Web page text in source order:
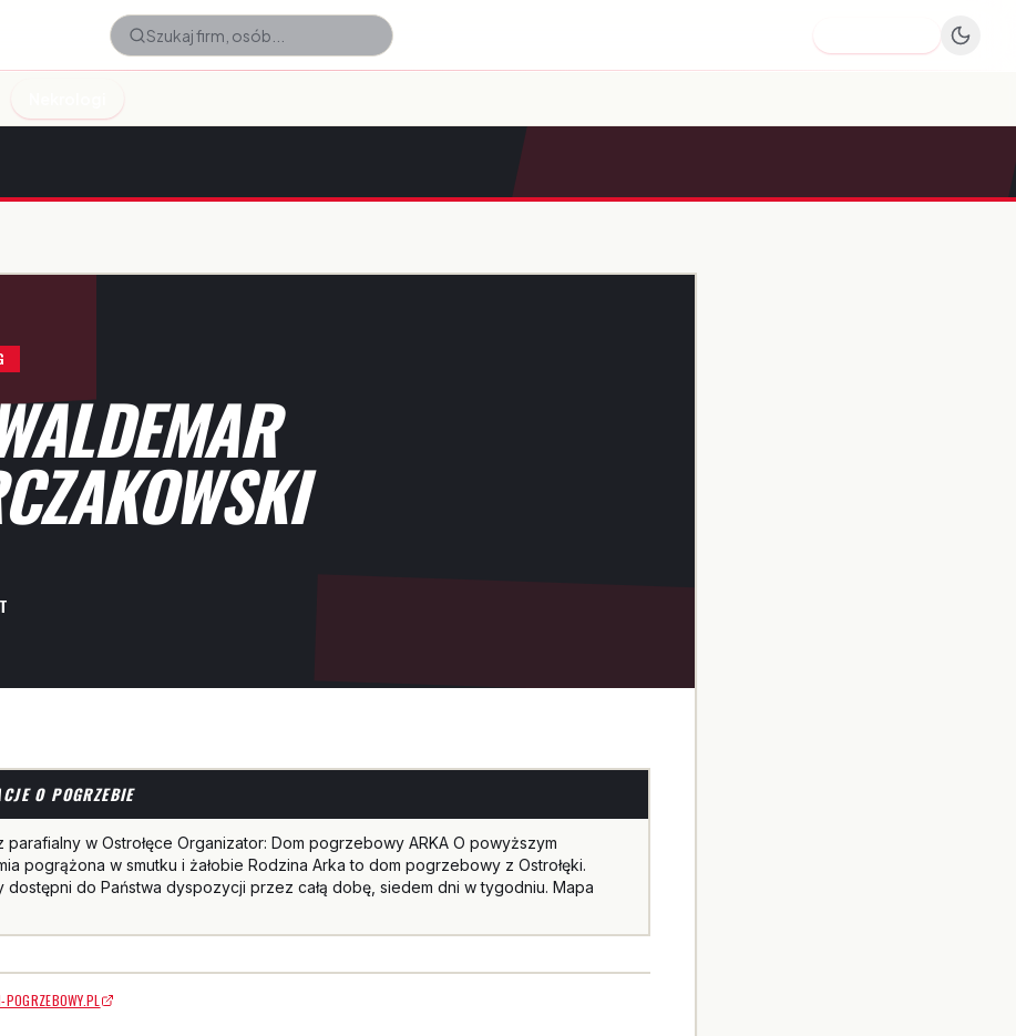
O POGRZEBIE
parafialny w Ostrołęce Organizator: Dom pogrzebowy ARKA O powyższym
pogrążona w smutku i żałobie Rodzina Arka to dom pogrzebowy z Ostrołęki.
dostępni do Państwa dyspozycji przez całą dobę, siedem dni w tygodniu. Mapa